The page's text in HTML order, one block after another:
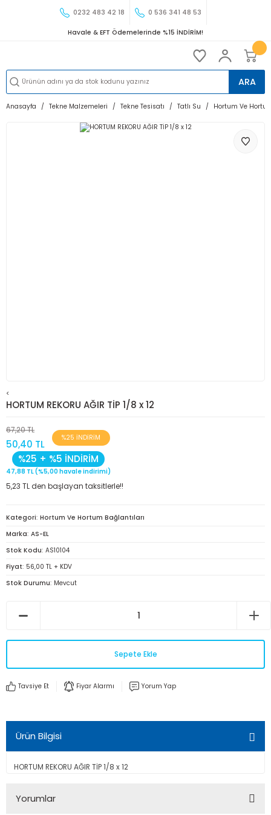
0232 483 42 18 0 536 341 48 53
Havale & EFT Ödemelerinde %15 İNDİRİM!
ARA
Anasayfa Tekne Malzemeleri Tekne Tesisatı Tatlı Su Hortum Ve
<
HORTUM REKORU AĞIR TİP 1/8 x 12
67,20 TL
50,40 TL
%25 İNDİRİM
%25 + %5 İNDİRİM
47,88 TL (%5,00 havale indirimi)
5,23 TL den başlayan taksitlerle!!
Kategori Hortum Ve Hortum Bağlantıları
Marka AS-EL
Stok Kodu AS10104
Fiyat 56,00 TL + KDV
Stok Durumu Mevcut
Sepete Ekle
Tavsiye Et Fiyar Alarmı Yorum Yap
Ürün Bilgisi
HORTUM REKORU AĞIR TİP 1/8 x 12
Yorumlar